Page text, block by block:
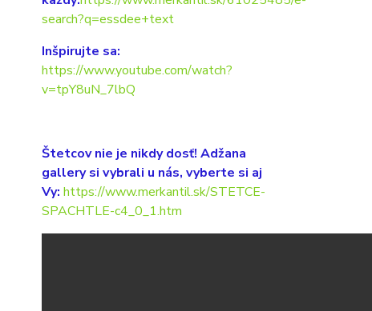
search?q=essdee+text
Inšpirujte sa:
https://www.youtube.com/watch?
v=tpY8uN_7lbQ
Štetcov nie je nikdy dosť! Adžana
gallery si vybrali u nás, vyberte si aj
Vy: https://www.merkantil.sk/STETCE-
SPACHTLE-c4_0_1.htm